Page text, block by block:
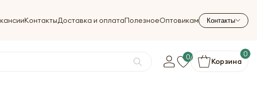
КонтактыДоставка и оплатаПолезноеОптовикам Контакты
0 Корзина
0